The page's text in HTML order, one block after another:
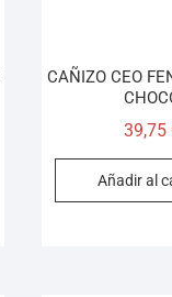
CAÑIZO CEO
39,75
Añadir al